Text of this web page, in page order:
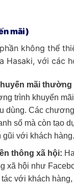
mãi)
không thể
Hasaki, với các
mãi thường
trình khuyến
dùng. Các
số mà còn tạo
với khách hàng.
thông xã hội:
xã hội như
với khách